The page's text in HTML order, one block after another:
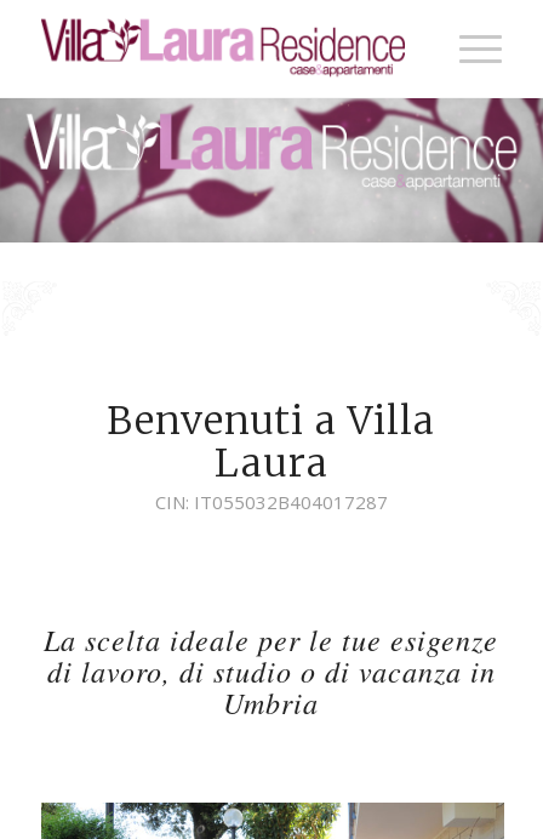
Benvenuti a Villa
Laura
CIN: IT055032B404017287
La scelta ideale per le tue esigenze
di lavoro, di studio o di vacanza in
Umbria